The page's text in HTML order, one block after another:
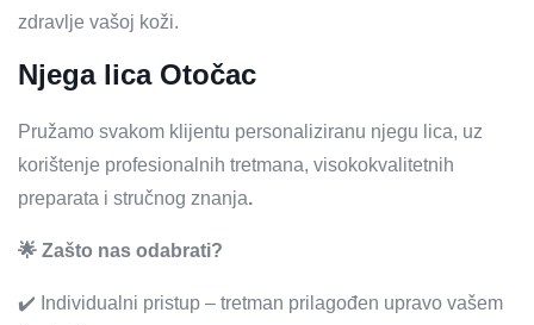
zdravlje vašoj koži.
Njega lica Otočac
Pružamo svakom klijentu personaliziranu njegu lica, uz
korištenje profesionalnih tretmana, visokokvalitetnih
preparata i stručnog znanja.
🌟 Zašto nas odabrati?
✔️ Individualni pristup – tretman prilagođen upravo vašem